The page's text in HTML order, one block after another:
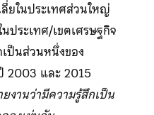
ยในประเทศส่วนใหญ่
ประเทศ/เขตเศรษฐกิจ
ป็นส่วนหนึ่งของ
2003 และ 2015
งานว่ามีความรู้สึกเป็น